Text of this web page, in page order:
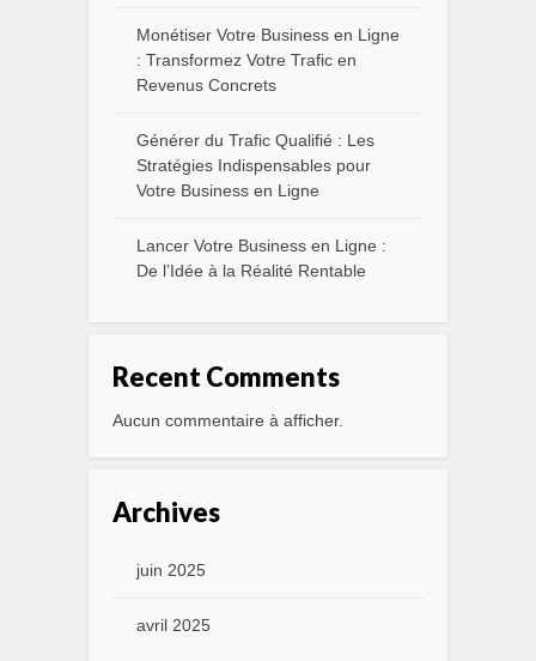
Monétiser Votre Business en Ligne
: Transformez Votre Trafic en
Revenus Concrets
Générer du Trafic Qualifié : Les
Stratégies Indispensables pour
Votre Business en Ligne
Lancer Votre Business en Ligne :
De l’Idée à la Réalité Rentable
Recent Comments
Aucun commentaire à afficher.
Archives
juin 2025
avril 2025